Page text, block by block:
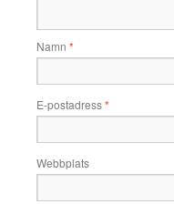
Namn *
E-postadress*
Webbplats